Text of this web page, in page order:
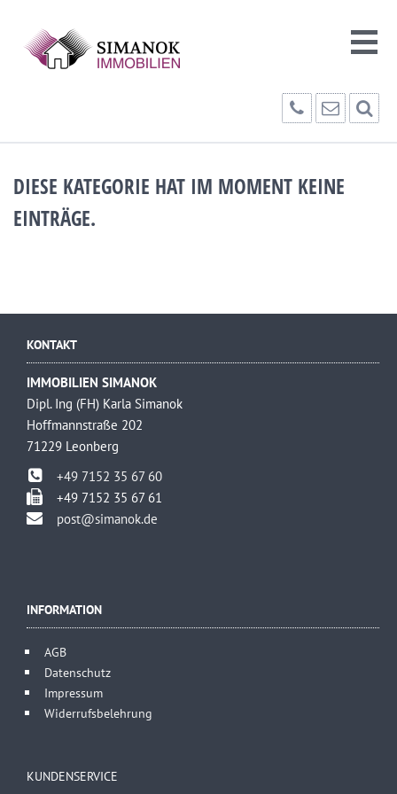
DIESE KATEGORIE HAT IM MOMENT KEINE
EINTRÄGE.
KONTAKT
IMMOBILIEN SIMANOK
Dipl. Ing (FH) Karla Simanok
Hoffmannstraße 202
71229 Leonberg
+49 7152 35 67 60
+49 7152 35 67 61
post@simanok.de
INFORMATION
AGB
Datenschutz
Impressum
Widerrufsbelehrung
KUNDENSERVICE